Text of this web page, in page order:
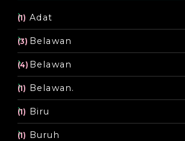
Adat
(1)
Belawan
(3)
Belawan
(4)
Belawan.
(1)
Biru
(1)
Buruh
(1)